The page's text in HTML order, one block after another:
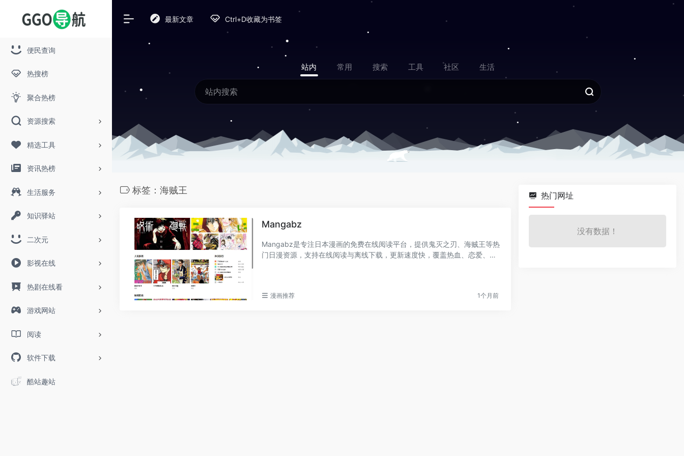
便民查询
热搜榜
聚合热榜
资源搜索
精选工具
资讯热榜
生活服务
知识驿站
二次元
影视在线
热剧在线看
游戏网站
阅读
软件下载
酷站趣站
最新文章 Ctrl+D收藏为书签
站内 常用 搜索 工具 社区 生活
标签：海贼王
Mangabz
Mangabz是专注日本漫画的免费在线阅读平台，提供鬼灭之刃、海贼王等热
门日漫资源，支持在线阅读与离线下载，更新速度快，覆盖热血、恋爱、悬
漫画推荐 1个月前
热门网址
没有数据！